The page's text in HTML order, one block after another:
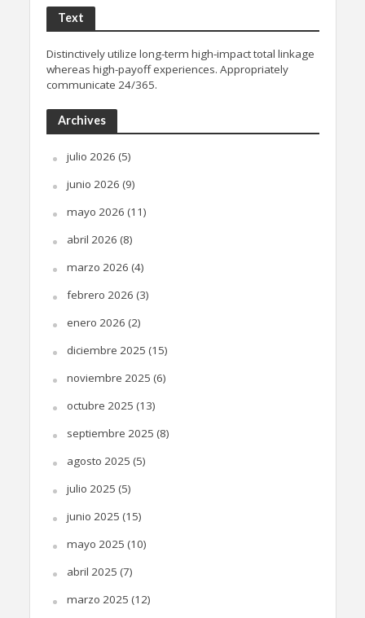
Text
Distinctively utilize long-term high-impact total linkage
whereas high-payoff experiences. Appropriately
communicate 24/365.
Archives
julio 2026 (5)
junio 2026 (9)
mayo 2026 (11)
abril 2026 (8)
marzo 2026 (4)
febrero 2026 (3)
enero 2026 (2)
diciembre 2025 (15)
noviembre 2025 (6)
octubre 2025 (13)
septiembre 2025 (8)
agosto 2025 (5)
julio 2025 (5)
junio 2025 (15)
mayo 2025 (10)
abril 2025 (7)
marzo 2025 (12)